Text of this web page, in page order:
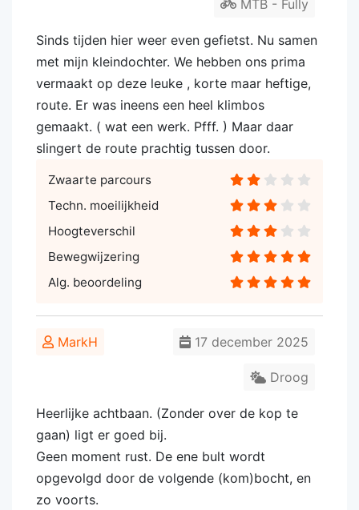
MTB - Fully
Sinds tijden hier weer even gefietst. Nu samen
met mijn kleindochter. We hebben ons prima
vermaakt op deze leuke , korte maar heftige,
route. Er was ineens een heel klimbos
gemaakt. ( wat een werk. Pfff. ) Maar daar
slingert de route prachtig tussen door.
Zwaarte parcours
Techn. moeilijkheid
Hoogteverschil
Bewegwijzering
Alg. beoordeling
MarkH 17 december 2025
Droog
Heerlijke achtbaan. (Zonder over de kop te
gaan) ligt er goed bij.
Geen moment rust. De ene bult wordt
opgevolgd door de volgende (kom)bocht, en
zo voorts.